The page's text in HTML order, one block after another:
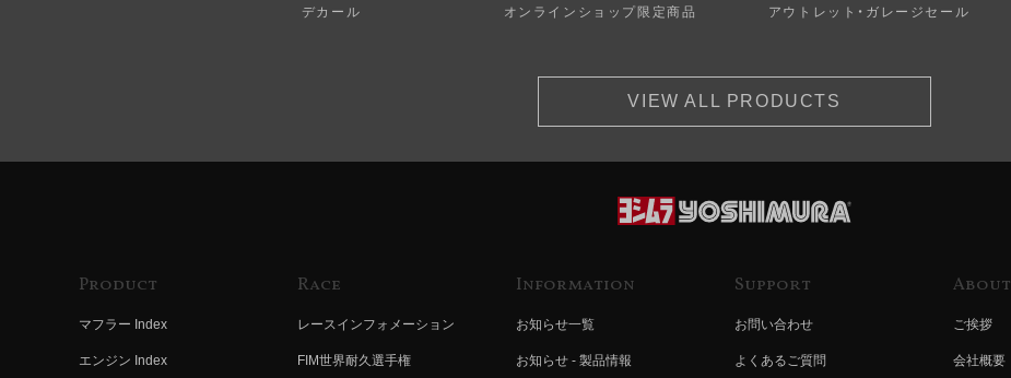
デカール オンラインショップ限定商品 アウトレット・ガレージセール
VIEW ALL PRODUCTS
Product
マフラー Index
エンジン Index
Race
レースインフォメーション
FIM世界耐久選手権
Information
お知らせ一覧
お知らせ - 製品情報
Support
お問い合わせ
よくあるご質問
About
ご挨拶
会社概要